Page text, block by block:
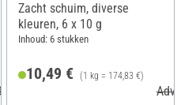
Zacht schuim, diverse
kleuren, 6 x 10 g
Inhoud: 6 stukken
10,49 € (1 kg = 174,83 €)